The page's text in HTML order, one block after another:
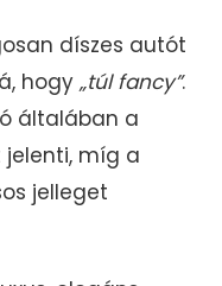
díszes autót
hogy „túl fancy”.
általában a
míg a
jelleget